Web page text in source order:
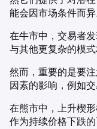
能会因市场条件而异
在牛市中，交易者
与其他更复杂的模式
然而，重要的是要
因素的影响，例如
在熊市中，上升楔
作为持续价格下跌